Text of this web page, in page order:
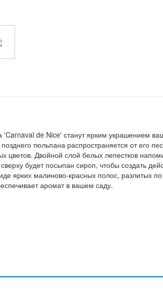
de Nice' станут ярким украшением
тюльпана распространяется от его
цветов. Двойной слой белых лепестков
будет посыпан сироп, чтобы создать
ярких малиново-красных полос, разлитых
аромат в вашем саду.